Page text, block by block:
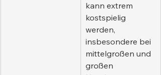
kann extrem
kostspielig
werden,
insbesondere bei
mittelgroßen und
großen